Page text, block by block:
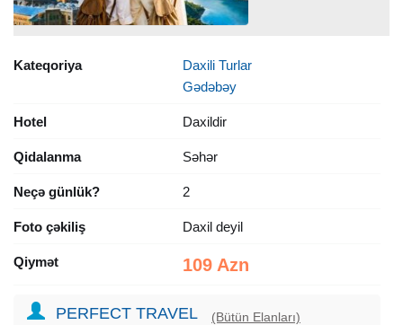
Kateqoriya
Daxili Turlar
Gədəbəy
Hotel Daxildir
Qidalanma Səhər
Neçə günlük? 2
Foto çəkiliş Daxil deyil
Qiymət 109 Azn
PERFECT TRAVEL (Bütün Elanları)